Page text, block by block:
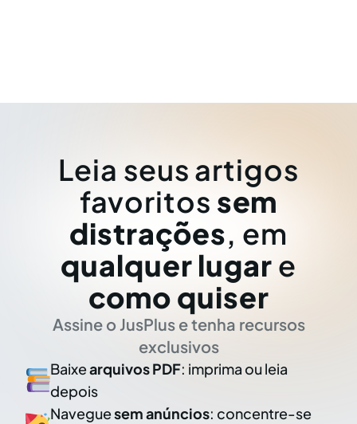
Leia seus artigos
favoritos sem
distrações, em
qualquer lugar e
como quiser
Assine o JusPlus e tenha recursos
exclusivos
Baixearquivos PDF: imprima ou leia
depois
Naveguesem anúncios: concentre-se